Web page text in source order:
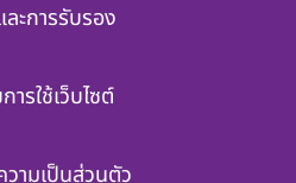
ะการรับรอง
ารใช้เว็บไซต์
วามเป็นส่วนตัว